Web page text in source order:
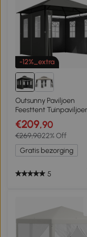
-12%_extra
Outsunny Paviljoen
Feesttent
2,95 x 2,95 x 2, 85 m,
Donkergrijs
€209,90
€269,9022% Off
Gratis bezorging
5